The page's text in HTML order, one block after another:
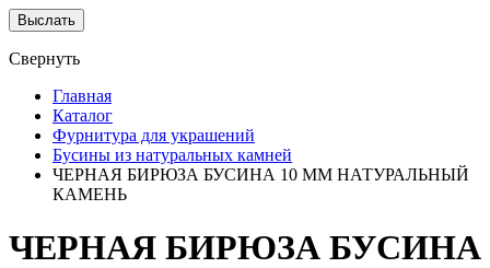
Свернуть
Главная
Каталог
Фурнитура для украшений
Бусины из натуральных камней
ЧЕРНАЯ БИРЮЗА БУСИНА 10 ММ НАТУРАЛЬНЫЙ
КАМЕНЬ
ЧЕРНАЯ БИРЮЗА БУСИНА